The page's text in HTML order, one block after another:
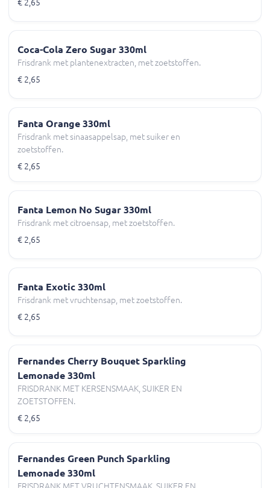
€ 2,65
Coca-Cola Zero Sugar 330ml
Frisdrank met plantenextracten, met zoetstoffen.
€ 2,65
Fanta Orange 330ml
Frisdrank met sinaasappelsap, met suiker en
zoetstoffen.
€ 2,65
Fanta Lemon No Sugar 330ml
Frisdrank met citroensap, met zoetstoffen.
€ 2,65
Fanta Exotic 330ml
Frisdrank met vruchtensap, met zoetstoffen.
€ 2,65
Fernandes Cherry Bouquet Sparkling
Lemonade 330ml
FRISDRANK MET KERSENSMAAK, SUIKER EN
ZOETSTOFFEN.
€ 2,65
Fernandes Green Punch Sparkling
Lemonade 330ml